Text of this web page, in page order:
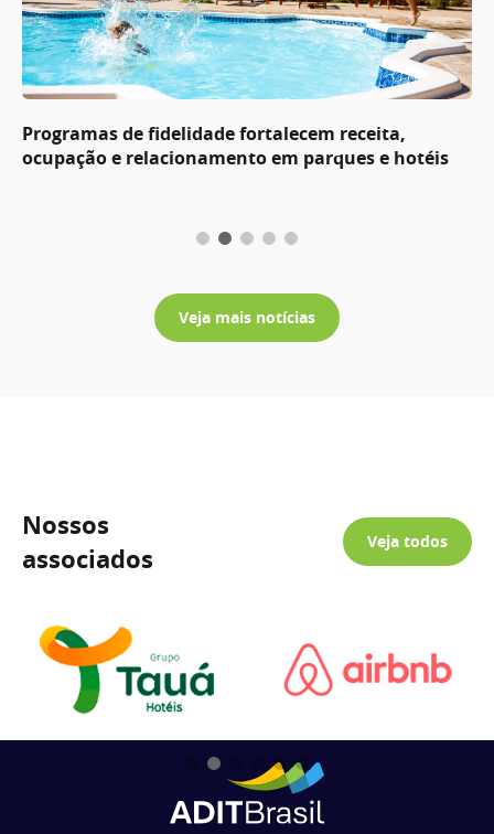
Programas de fidelidade fortalecem receita,
ocupação e relacionamento em parques e hotéis
Veja mais notícias
Nossos
associados
Veja todos